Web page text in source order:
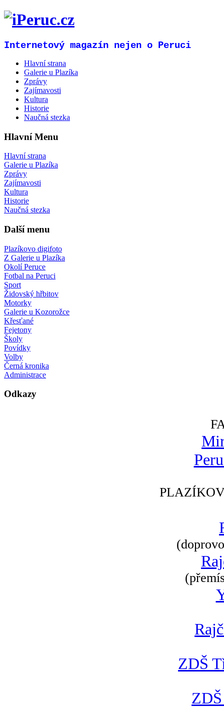
Internetový magazín nejen o Peruci
Hlavní strana
Galerie u Plazíka
Zprávy
Zajímavosti
Kultura
Historie
Naučná stezka
Hlavní Menu
Hlavní strana
Galerie u Plazíka
Zprávy
Zajímavosti
Kultura
Historie
Naučná stezka
Další menu
Plazíkovo digifoto
Z Galerie u Plazíka
Okolí Peruce
Fotbal na Peruci
Sport
Židovský hřbitov
Motorky
Galerie u Kozorožce
Křesťané
Fejetony
Školy
Povídky
Volby
Černá kronika
Administrace
Odkazy
ZDŠ